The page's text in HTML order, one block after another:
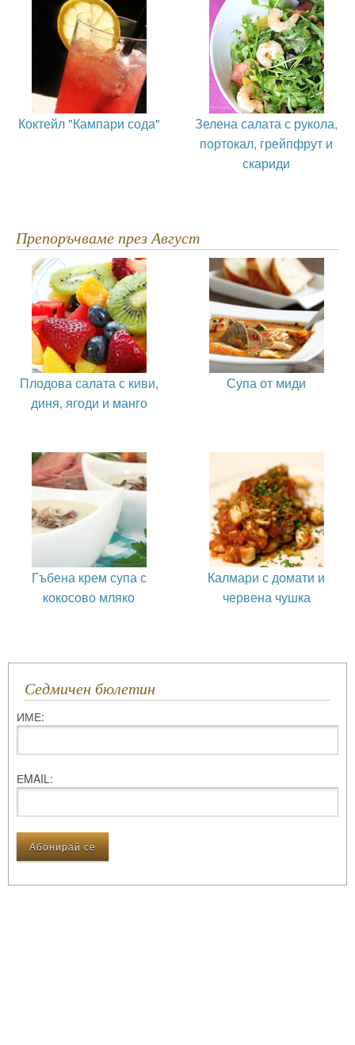
Коктейл "Кампари сода"
Зелена салата с рукола,
портокал, грейпфрут и
скариди
Препоръчваме през Август
Плодова салата с киви,
диня, ягоди и манго
Супа от миди
Гъбена крем супа с
кокосово мляко
Калмари с домати и
червена чушка
Седмичен бюлетин
ИМЕ:
ЕMAIL: